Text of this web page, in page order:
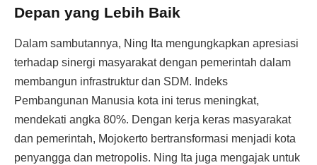
Depan yang Lebih Baik
Dalam sambutannya, Ning Ita mengungkapkan apresiasi
terhadap sinergi masyarakat dengan pemerintah dalam
membangun infrastruktur dan SDM. Indeks
Pembangunan Manusia kota ini terus meningkat,
mendekati angka 80%. Dengan kerja keras masyarakat
dan pemerintah, Mojokerto bertransformasi menjadi kota
penyangga dan metropolis. Ning Ita juga mengajak untuk